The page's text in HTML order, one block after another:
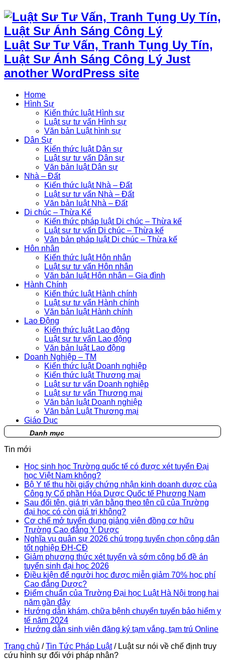
Luật Sư Tư Vấn, Tranh Tụng Uy Tín,
Luật Sư Ánh Sáng Công Lý Just
another WordPress site
Home
Hình Sự
Kiến thức luật Hình sự
Luật sư tư vấn Hình sự
Văn bản Luật hình sự
Dân Sự
Kiến thức luật Dân sự
Luật sư tư vấn Dân sự
Văn bản luật Dân sự
Nhà – Đất
Kiến thức luật Nhà – Đất
Luật sư tư vấn Nhà – Đất
Văn bản luật Nhà – Đất
Di chúc – Thừa Kế
Kiến thức pháp luật Di chúc – Thừa kế
Luật sư tư vấn Di chúc – Thừa kế
Văn bản pháp luật Di chúc – Thừa kế
Hôn nhân
Kiến thức luật Hôn nhân
Luật sư tư vấn Hôn nhân
Văn bản luật Hôn nhân – Gia đình
Hành Chính
Kiến thức luật Hành chính
Luật sư tư vấn Hành chính
Văn bản luật Hành chính
Lao Động
Kiến thức luật Lao động
Luật sư tư vấn Lao động
Văn bản luật Lao động
Doanh Nghiệp – TM
Kiến thức luật Doanh nghiệp
Kiến thức luật Thương mại
Luật sư tư vấn Doanh nghiệp
Luật sư tư vấn Thương mại
Văn bản luật Doanh nghiệp
Văn bản Luật Thương mại
Giáo Dục
Danh mục
Tin mới
Học sinh học Trường quốc tế có được xét tuyển Đại
học Việt Nam không?
Bộ Y tế thu hồi giấy chứng nhận kinh doanh dược của
Công ty Cổ phần Hóa Dược Quốc tế Phương Nam
Sau đổi tên, giá trị văn bằng theo tên cũ của Trường
đại học có còn giá trị không?
Cơ chế mở tuyển dụng giảng viên đồng cơ hữu
Trường Cao đẳng Y Dược
Nghĩa vụ quân sự 2026 chú trọng tuyển chọn công dân
tốt nghiệp ĐH-CĐ
Giảm phương thức xét tuyển và sớm công bố đề án
tuyển sinh đại học 2026
Điều kiện để người học được miễn giảm 70% học phí
Cao đẳng Dược?
Điểm chuẩn của Trường Đại học Luật Hà Nội trong hai
năm gần đây
Hướng dẫn khám, chữa bệnh chuyển tuyến bảo hiểm y
tế năm 2024
Hướng dẫn sinh viên đăng ký tạm vắng, tạm trú Online
Trang chủ / Tin Tức Pháp Luật / Luật sư nói về chế định truy
cứu hình sự đối với pháp nhân?